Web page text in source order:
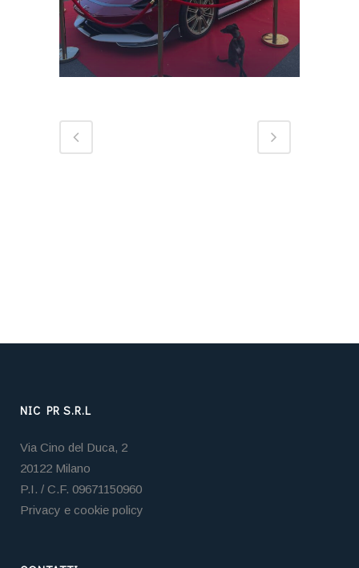
NIC PR S.R.L
Via Cino del Duca, 2
20122 Milano
P.I. / C.F. 09671150960
Privacy e cookie policy